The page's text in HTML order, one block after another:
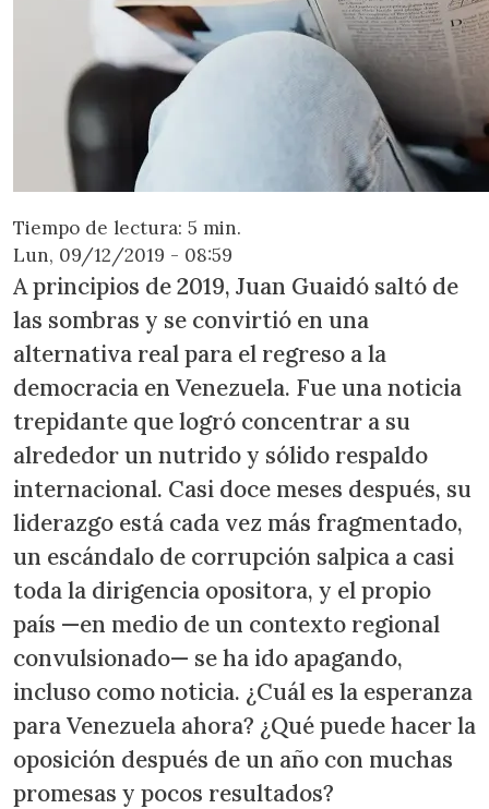
Tiempo de lectura: 5 min.
Lun, 09/12/2019 - 08:59
A principios de 2019, Juan Guaidó saltó de
las sombras y se convirtió en una
alternativa real para el regreso a la
democracia en Venezuela. Fue una noticia
trepidante que logró concentrar a su
alrededor un nutrido y sólido respaldo
internacional. Casi doce meses después, su
liderazgo está cada vez más fragmentado,
un escándalo de corrupción salpica a casi
toda la dirigencia opositora, y el propio
país —en medio de un contexto regional
convulsionado— se ha ido apagando,
incluso como noticia. ¿Cuál es la esperanza
para Venezuela ahora? ¿Qué puede hacer la
oposición después de un año con muchas
promesas y pocos resultados?